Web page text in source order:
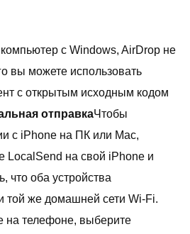
с Windows, AirDrop не
вы можете использовать
с открытым исходным кодом
отправкаЧтобы
с iPhone на ПК или Mac,
LocalSend на свой iPhone и
что оба устройства
той же домашней сети Wi-Fi.
на телефоне, выберите